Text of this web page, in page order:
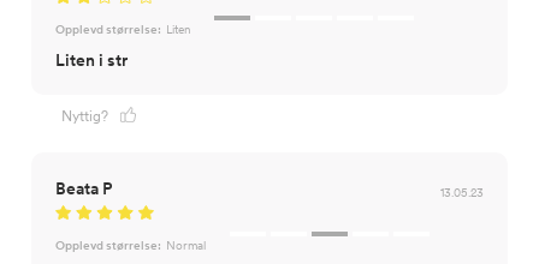
Opplevd størrelse: Liten
Liten i str
Nyttig?
Beata P 13.05.23
Opplevd størrelse: Normal